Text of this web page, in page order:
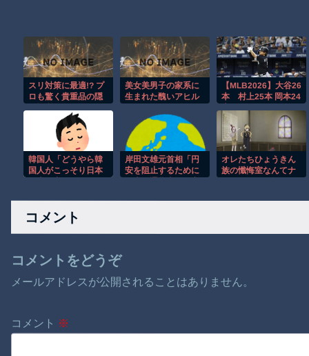
スリ対策に最適!? プ
ロも驚く貴重品の隠
美女美男子の家系に
生まれた醜いアヒル
【MLB2026】大谷26
本 村上25本 岡本24
wwwwwwwwwwww
wwwwwwwwwwww
w
韓国人「どうやら韓
国人がこっそり日本
バレてしまったみた
いです」
岸田文雄元首相「円
安を阻止するために
時しのぎに過ぎな
オレたちひょうきん
族の懺悔室なんてナ
コメント
コメントをどうぞ
メールアドレスが公開されることはありません。
コメント ※